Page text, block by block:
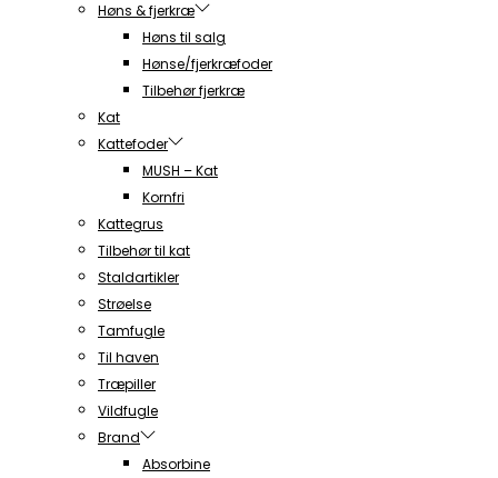
Høns & fjerkræ
Høns til salg
Hønse/fjerkræfoder
Tilbehør fjerkræ
Kat
Kattefoder
MUSH – Kat
Kornfri
Kattegrus
Tilbehør til kat
Staldartikler
Strøelse
Tamfugle
Til haven
Træpiller
Vildfugle
Brand
Absorbine